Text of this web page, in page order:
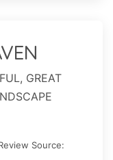
GREAT
Source: